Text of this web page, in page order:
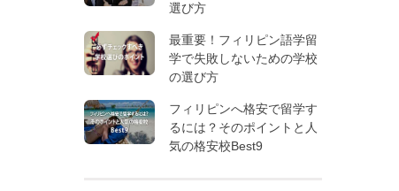
選び方
最重要！フィリピン語学留
学で失敗しないための学校
の選び方
フィリピンへ格安で留学す
るには？そのポイントと人
気の格安校Best9